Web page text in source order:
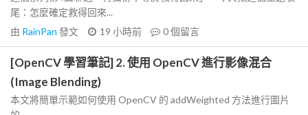
尾：怎麼確定救得回來...
由 RainPan 發文 19 小時前 0個留言
[OpenCV 學習筆記] 2. 使用 OpenCV 進行影像混合
(Image Blending)
本文將簡單示範如何使用 OpenCV 的 addWeighted 方法進行圖片